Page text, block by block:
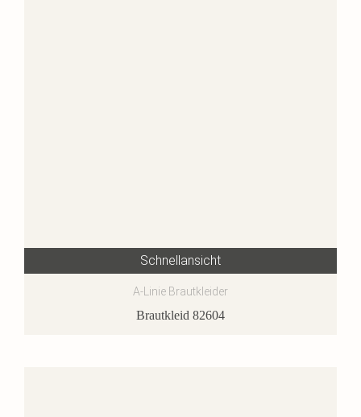
Schnellansicht
A-Linie Brautkleider
Brautkleid 82604